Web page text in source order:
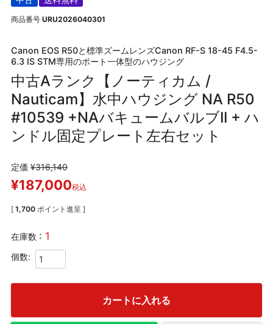
商品番号 URU2026040301
Canon EOS R50と標準ズームレンズCanon RF-S 18-45 F4.5-
6.3 IS STM専用のポート一体型のハウジング
中古Aランク【ノーティカム /
Nauticam】水中ハウジング NA R50
#10539 +NAバキュームバルブII + ハ
ンドル固定プレート左右セット
定価 ¥316,140
¥187,000税込
[ 1,700 ポイント進呈 ]
在庫数 1
カートに入れる